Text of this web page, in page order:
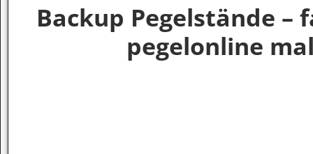
Backup Pegelstände –
pegelonline